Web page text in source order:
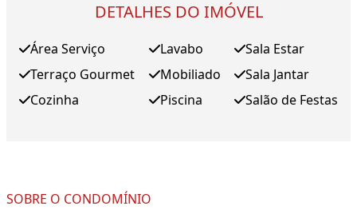
DETALHES DO IMÓVEL
Área Serviço
Terraço Gourmet
Cozinha
Lavabo
Mobiliado
Piscina
Sala Estar
Sala Jantar
Salão de Festas
SOBRE O CONDOMÍNIO